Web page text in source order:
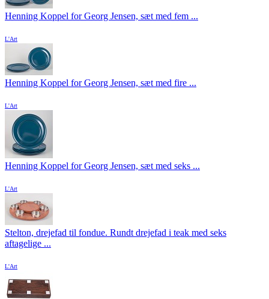
Henning Koppel for Georg Jensen, sæt med fem ...
L'Art
Henning Koppel for Georg Jensen, sæt med fire ...
L'Art
Henning Koppel for Georg Jensen, sæt med seks ...
L'Art
Stelton, drejefad til fondue. Rundt drejefad i teak med seks
aftagelige ...
L'Art